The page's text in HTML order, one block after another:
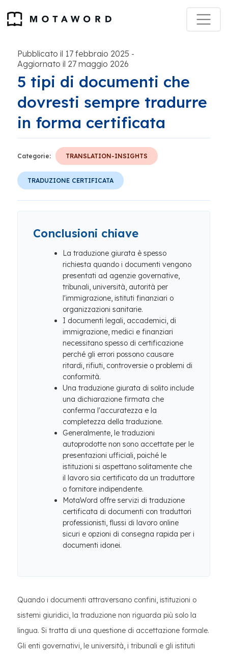
Pubblicato il 17 febbraio 2025 -
Aggiornato il 27 maggio 2026
5 tipi di documenti che
dovresti sempre tradurre
in forma certificata
Categorie: TRANSLATION-INSIGHTS
TRADUZIONE CERTIFICATA
Conclusioni chiave
La traduzione giurata è spesso
richiesta quando i documenti vengono
presentati ad agenzie governative,
tribunali, università, autorità per
l'immigrazione, istituti finanziari o
organizzazioni sanitarie.
I documenti legali, accademici, di
immigrazione, medici e finanziari
necessitano spesso di certificazione
perché gli errori possono causare
ritardi, rifiuti, controversie o problemi di
conformità.
Una traduzione giurata di solito include
una dichiarazione firmata che
conferma l'accuratezza e la
completezza della traduzione.
Generalmente, le traduzioni
autoprodotte non sono accettate per le
presentazioni ufficiali, poiché le
istituzioni si aspettano solitamente che
il lavoro sia certificato da un traduttore
o fornitore indipendente.
MotaWord offre servizi di traduzione
certificata di documenti con traduttori
professionisti, flussi di lavoro online
sicuri e opzioni di consegna rapida per i
documenti idonei.
Quando i documenti attraversano confini, istituzioni o
sistemi giuridici, la traduzione non riguarda più solo la
lingua. Si tratta di una questione di accettazione formale.
Gli enti governativi, le università, i tribunali e gli istituti